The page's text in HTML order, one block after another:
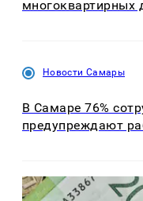
многоквартирных
Новости Самары
В Самаре 76%
предупреждают